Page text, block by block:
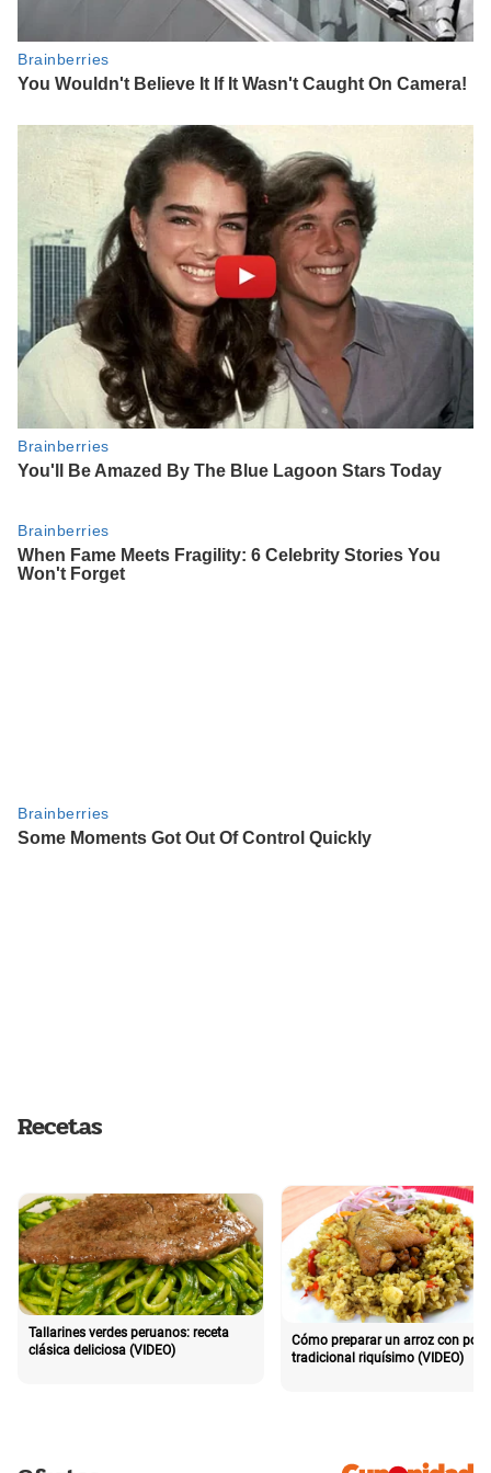
Recetas
Tallarines verdes peruanos: receta
clásica deliciosa (VIDEO)
Cómo preparar un arroz con pollo
tradicional riquísimo (VIDEO)